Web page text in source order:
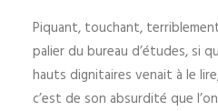
Piquant, touchant,
palier du bureau d’études, si
hauts dignitaires venait à le
c’est de son absurdité que